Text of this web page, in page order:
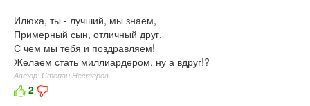
Илюха, ты - лучший, мы знаем,
Примерный сын, отличный друг,
С чем мы тебя и поздравляем!
Желаем стать миллиардером, ну а вдруг!?
Автор: Степан Нестеров
2